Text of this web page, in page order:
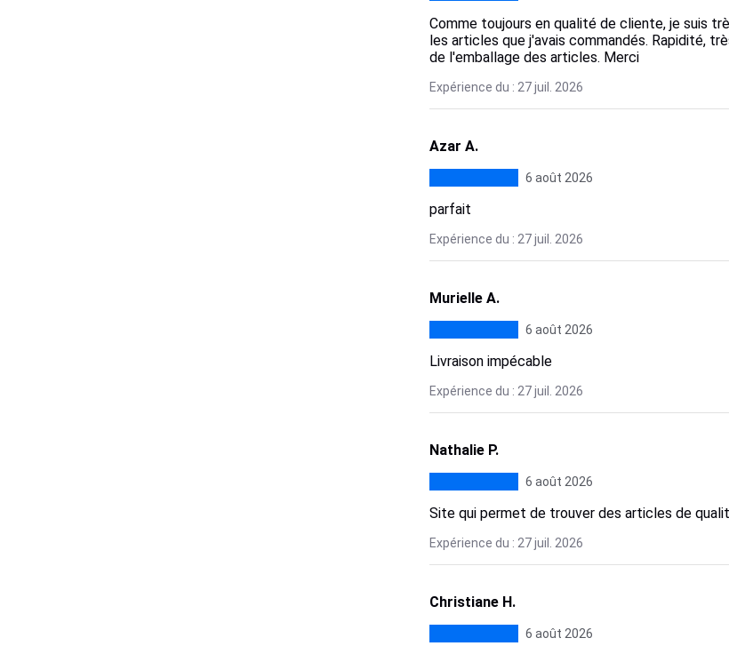
Comme toujours en qualité de cliente, je suis
les articles que j'avais commandés. Rapidité,
de l'emballage des articles. Merci
Expérience du : 27 juil. 2026
Azar A.
6 août 2026
parfait
Expérience du : 27 juil. 2026
Murielle A.
6 août 2026
Livraison impécable
Expérience du : 27 juil. 2026
Nathalie P.
6 août 2026
Site qui permet de trouver des articles de
Expérience du : 27 juil. 2026
Christiane H.
6 août 2026